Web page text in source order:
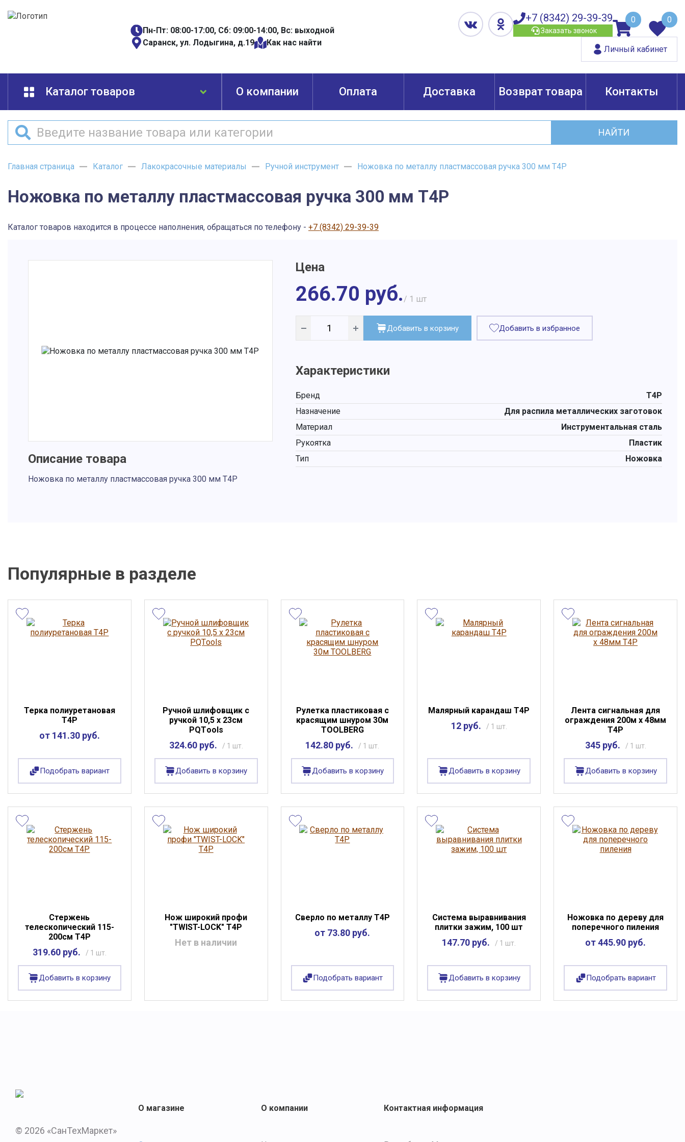
Пн-Пт: 08:00-17:00, Сб: 09:00-14:00, Вс: выходной
Саранск, ул. Лодыгина, д.19
Как нас найти
+7 (8342) 29-39-39
Заказать звонок
0 0
Личный кабинет
Каталог товаров О компании Оплата Доставка Возврат товара Контакты
НАЙТИ
Главная страница Каталог Лакокрасочные материалы Ручной инструмент Ножовка по металлу пластмассовая ручка 300 мм Т4Р
Ножовка по металлу пластмассовая ручка 300 мм Т4Р
Каталог товаров находится в процессе наполнения, обращаться по телефону - +7 (8342) 29-39-39
Описание товара
Ножовка по металлу пластмассовая ручка 300 мм Т4Р
Цена
266.70 руб./ 1 шт
Добавить в корзину Добавить в избранное
Характеристики
Бренд
T4P
Назначение
Для распила металлических заготовок
Материал
Инструментальная сталь
Рукоятка
Пластик
Тип
Ножовка
Популярные в разделе
Терка полиуретановая
Т4Р
от 141.30 руб.
Подобрать вариант
Ручной шлифовщик с
ручкой 10,5 х 23см
PQТools
324.60 руб. / 1 шт.
Добавить в корзину
Рулетка пластиковая с
красящим шнуром 30м
TOOLBERG
142.80 руб. / 1 шт.
Добавить в корзину
Малярный карандаш Т4Р
12 руб. / 1 шт.
Добавить в корзину
Лента сигнальная для
ограждения 200м х 48мм
Т4Р
345 руб. / 1 шт.
Добавить в корзину
Стержень
телескопический 115-
200см T4P
319.60 руб. / 1 шт.
Добавить в корзину
Нож широкий профи
"TWIST-LOCK" T4P
Нет в наличии
Сверло по металлу Т4Р
от 73.80 руб.
Подобрать вариант
Система выравнивания
плитки зажим, 100 шт
147.70 руб. / 1 шт.
Добавить в корзину
Ножовка по дереву для
поперечного пиления
от 445.90 руб.
Подобрать вариант
© 2026 «СанТехМаркет»
О магазине О компании Контактная информация